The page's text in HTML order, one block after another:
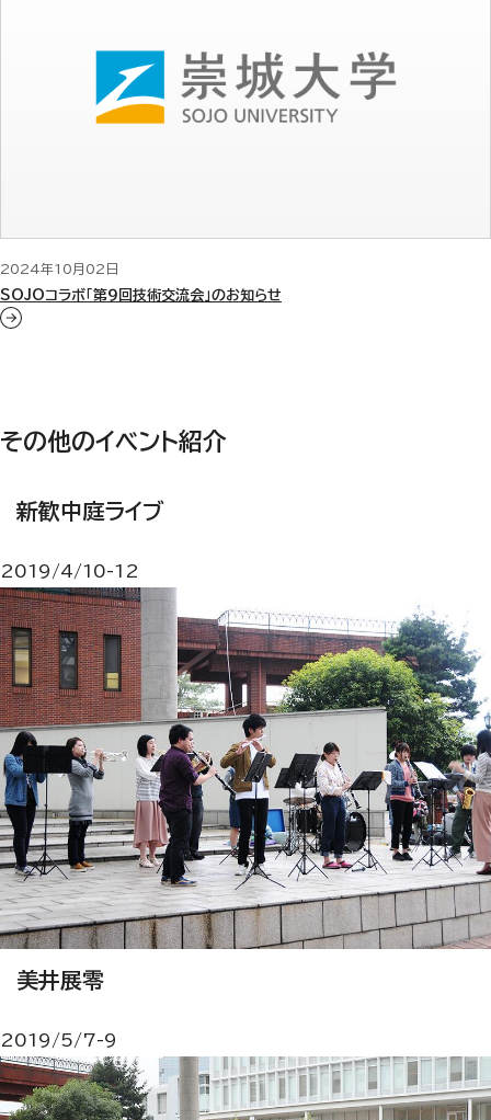
2024年10月02日
SOJOコラボ「第９回技術交流会」のお知らせ
その他のイベント紹介
新歓中庭ライブ
2019/4/10-12
美井展零
2019/5/7-9